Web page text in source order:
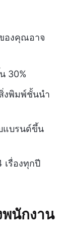
องคุณอาจ
30%
งพิมพ์ชั้นนำ
แบรนด์ขึ้น
เรื่องทุกปี
พนักงาน